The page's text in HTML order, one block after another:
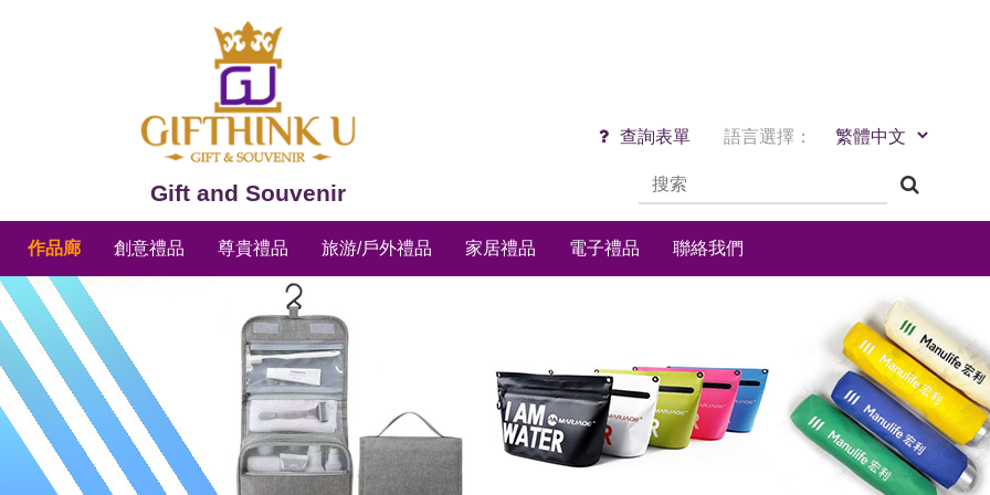
Gift and Souvenir
語言選擇：
查詢表單
作品廊 創意禮品 尊貴禮品 旅游/戶外禮品 家居禮品 電子禮品 聯絡我們